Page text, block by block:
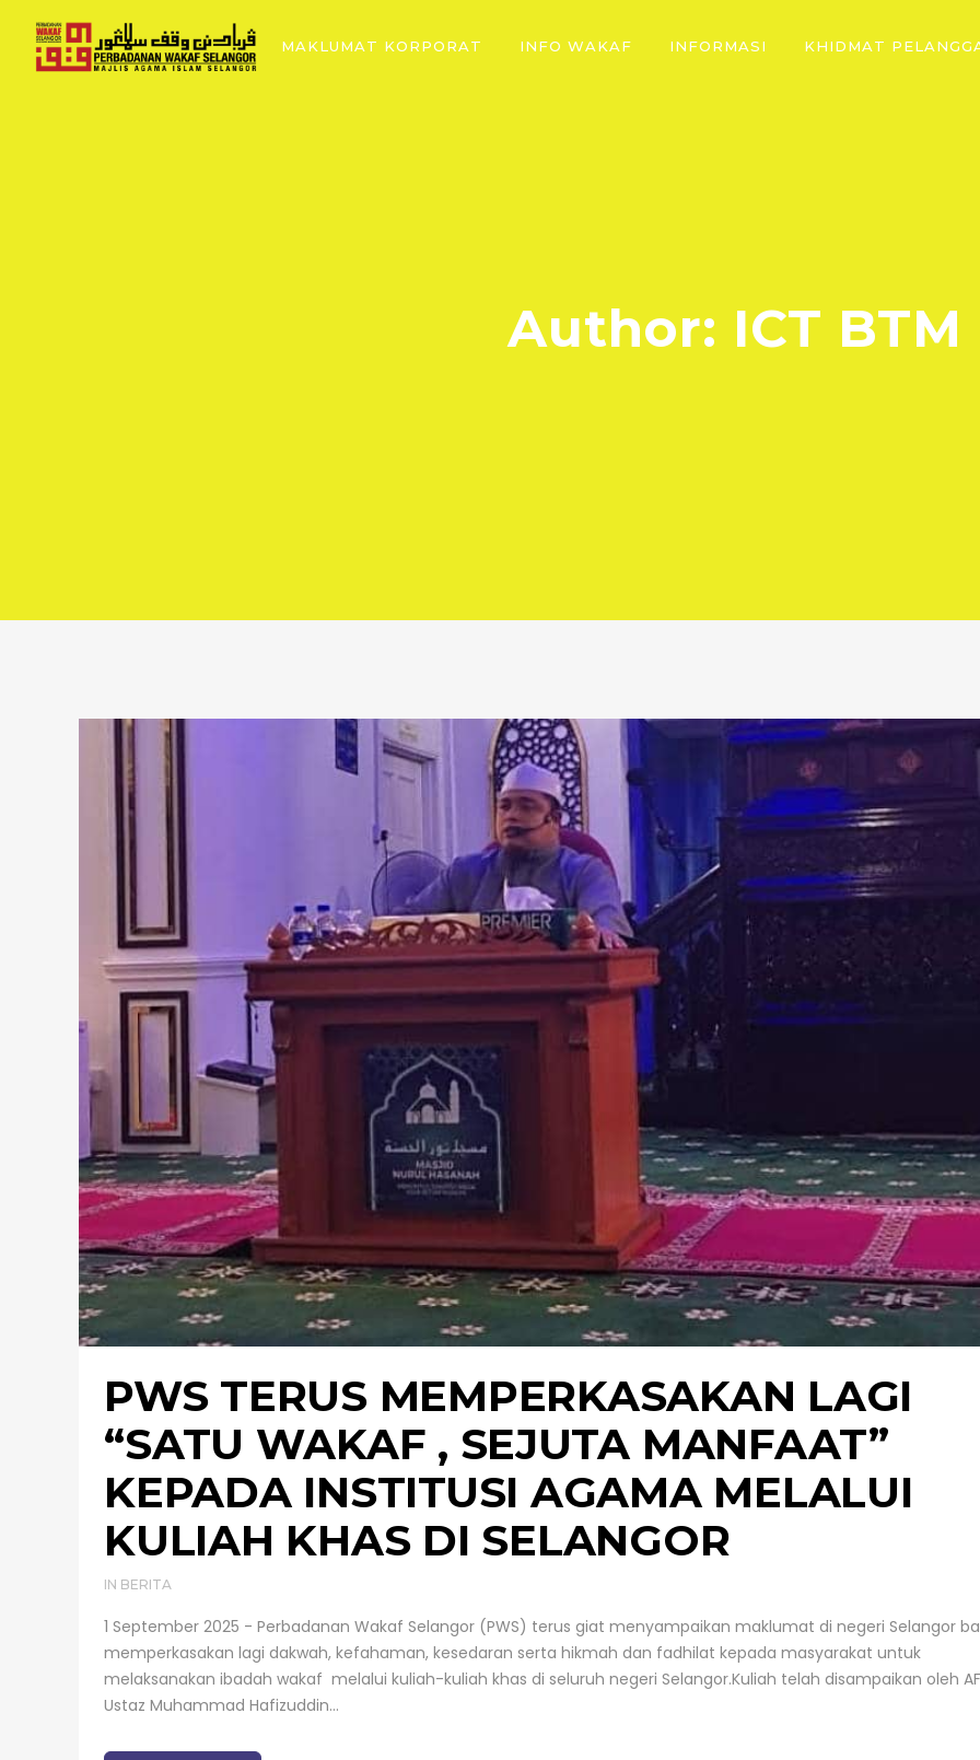
MAKLUMAT KORPORAT INFO WAKAF INFORMASI KHIDMAT
Author: ICT BTM
PWS TERUS MEMPERKASAKAN LAGI
“SATU WAKAF , SEJUTA MANFAAT”
KEPADA INSTITUSI AGAMA MELALUI
KULIAH KHAS DI SELANGOR
IN BERITA
1 September 2025 - Perbadanan Wakaf Selangor (PWS) terus giat menyampaikan maklumat di negeri Selangor
memperkasakan lagi dakwah, kefahaman, kesedaran serta hikmah dan fadhilat kepada masyarakat untuk
melaksanakan ibadah wakaf melalui kuliah-kuliah khas di seluruh negeri Selangor.Kuliah telah disampaikan oleh AF
Ustaz Muhammad Hafizuddin...